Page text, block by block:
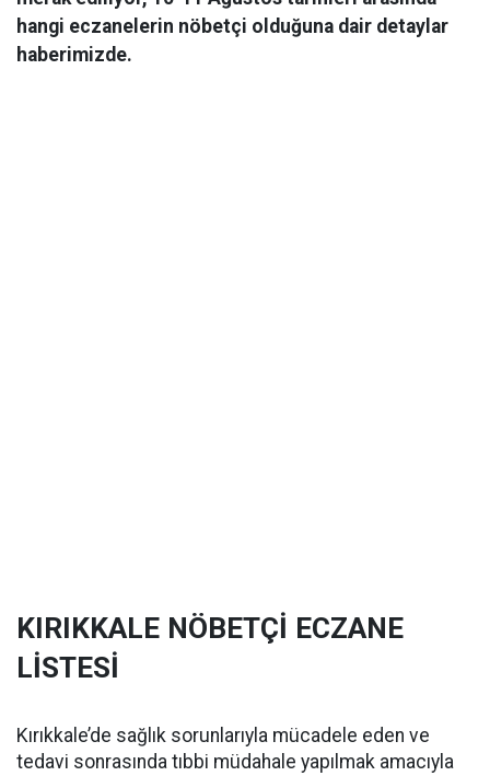
hangi eczanelerin nöbetçi olduğuna dair detaylar
haberimizde.
KIRIKKALE NÖBETÇİ ECZANE
LİSTESİ
Kırıkkale’de sağlık sorunlarıyla mücadele eden ve
tedavi sonrasında tıbbi müdahale yapılmak amacıyla